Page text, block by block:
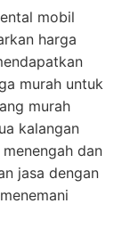
mobil
harga
murah untuk
murah
kalangan
dan
jasa dengan